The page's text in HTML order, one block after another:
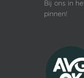
Bij ons in
pinnen!